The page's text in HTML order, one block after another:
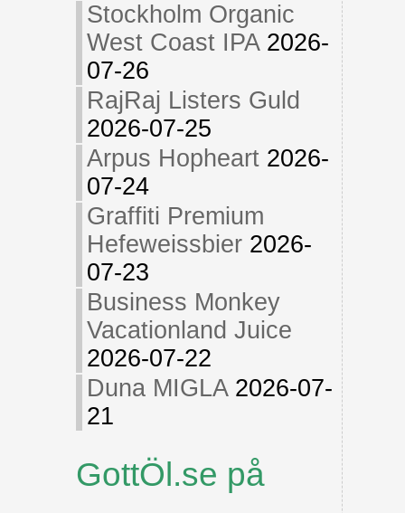
Stockholm Organic
West Coast IPA 2026-
07-26
RajRaj Listers Guld
2026-07-25
Arpus Hopheart 2026-
07-24
Graffiti Premium
Hefeweissbier 2026-
07-23
Business Monkey
Vacationland Juice
2026-07-22
Duna MIGLA 2026-07-
21
GottÖl.se på